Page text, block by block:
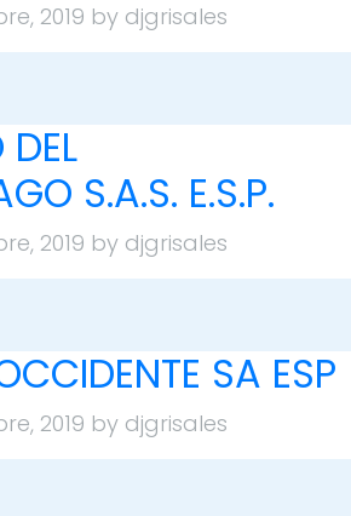
2019 by djgrisales
DEL
S.A.S. E.S.P.
2019 by djgrisales
SA ESP
2019 by djgrisales